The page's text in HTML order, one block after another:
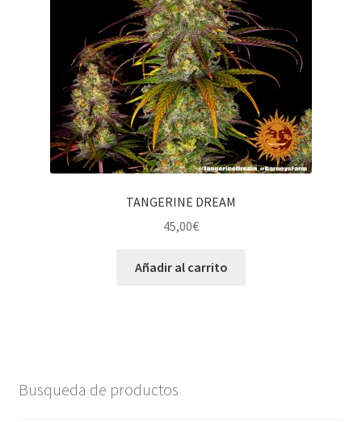
TANGERINE DREAM
45,00€
Añadir al carrito
Busqueda de productos